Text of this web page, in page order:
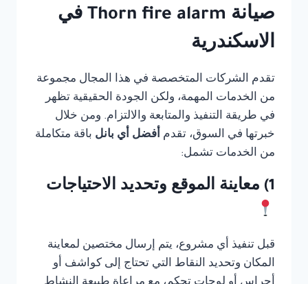
صيانة Thorn fire alarm في
الاسكندرية
تقدم الشركات المتخصصة في هذا المجال مجموعة
من الخدمات المهمة، ولكن الجودة الحقيقية تظهر
في طريقة التنفيذ والمتابعة والالتزام. ومن خلال
خبرتها في السوق، تقدم أفضل أي بانل باقة متكاملة
من الخدمات تشمل:
1) معاينة الموقع وتحديد الاحتياجات
قبل تنفيذ أي مشروع، يتم إرسال مختصين لمعاينة
المكان وتحديد النقاط التي تحتاج إلى كواشف أو